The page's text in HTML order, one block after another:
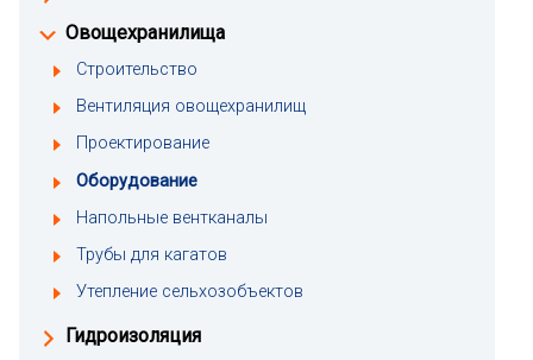
Овощехранилища
Строительство
Вентиляция овощехранилищ
Проектирование
Оборудование
Напольные вентканалы
Трубы для кагатов
Утепление сельхозобъектов
Гидроизоляция